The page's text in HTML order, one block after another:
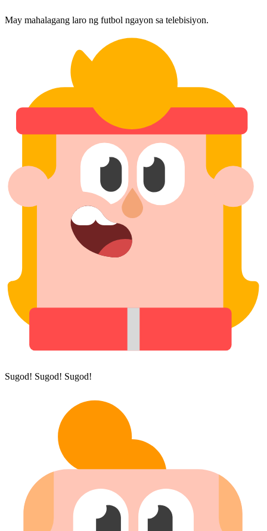
May mahalagang laro ng futbol ngayon sa telebisiyon.
Sugod! Sugod! Sugod!